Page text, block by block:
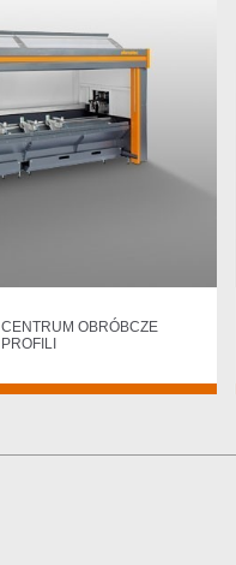
CENTRUM OBRÓBCZE
PROFILI